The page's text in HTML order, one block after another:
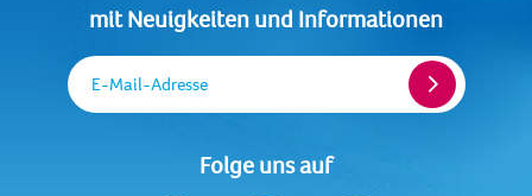
mit Neuigkeiten und Informationen
E-Mail-Adresse
Folge uns auf